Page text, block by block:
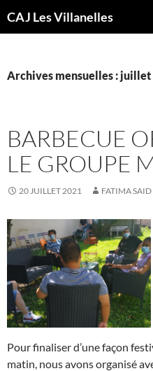
auCAJ Les Villanelles
Archives mensuelles : juillet
BARBECUE
LE GROUPE
20 JUILLET 2021 FATIMA SAID
Pour finaliser d’une façon
matin, nous avons organisé